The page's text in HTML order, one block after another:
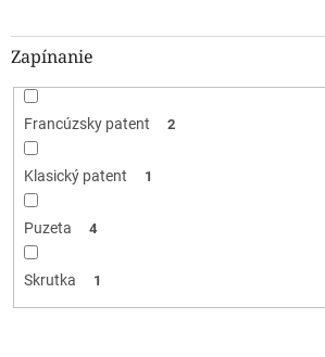
Zapínanie
Francúzsky patent 2
Klasický patent 1
Puzeta 4
Skrutka 1